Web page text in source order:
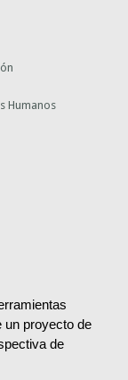
Humanos
un proyecto de
de